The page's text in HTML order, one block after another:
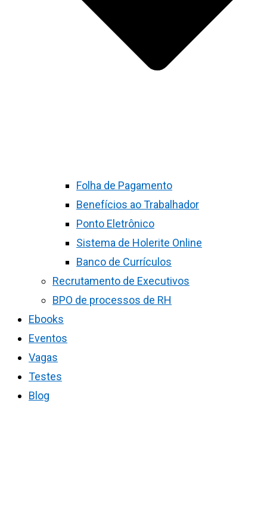
Folha de Pagamento
Benefícios ao Trabalhador
Ponto Eletrônico
Sistema de Holerite Online
Banco de Currículos
Recrutamento de Executivos
BPO de processos de RH
Ebooks
Eventos
Vagas
Testes
Blog